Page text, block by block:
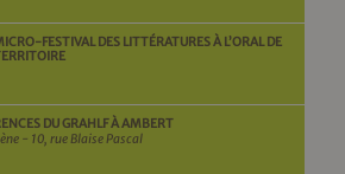
FESTIVAL DES LITTÉRATURES À L’ORAL DE
DU GRAHLF À AMBERT
- 10, rue Blaise Pascal